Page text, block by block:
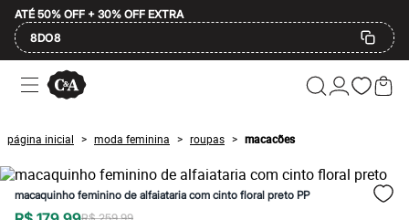
ATÉ 50% OFF + 30% OFF EXTRA
8DO8
Ofertas
Compre por Departamento
Masculino
Infantil
Calçados
Mindse7
Plus Size
Até 20% off
página inicial > moda feminina > roupas > macacões
macaquinho feminino de alfaiataria com cinto floral preto PP